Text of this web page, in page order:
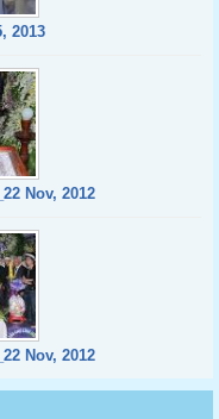
2013
Nov, 2012
Nov, 2012